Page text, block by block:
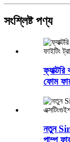
সংশ্লিষ্ট পণ্য
ফোম
নতুন
পাম্প